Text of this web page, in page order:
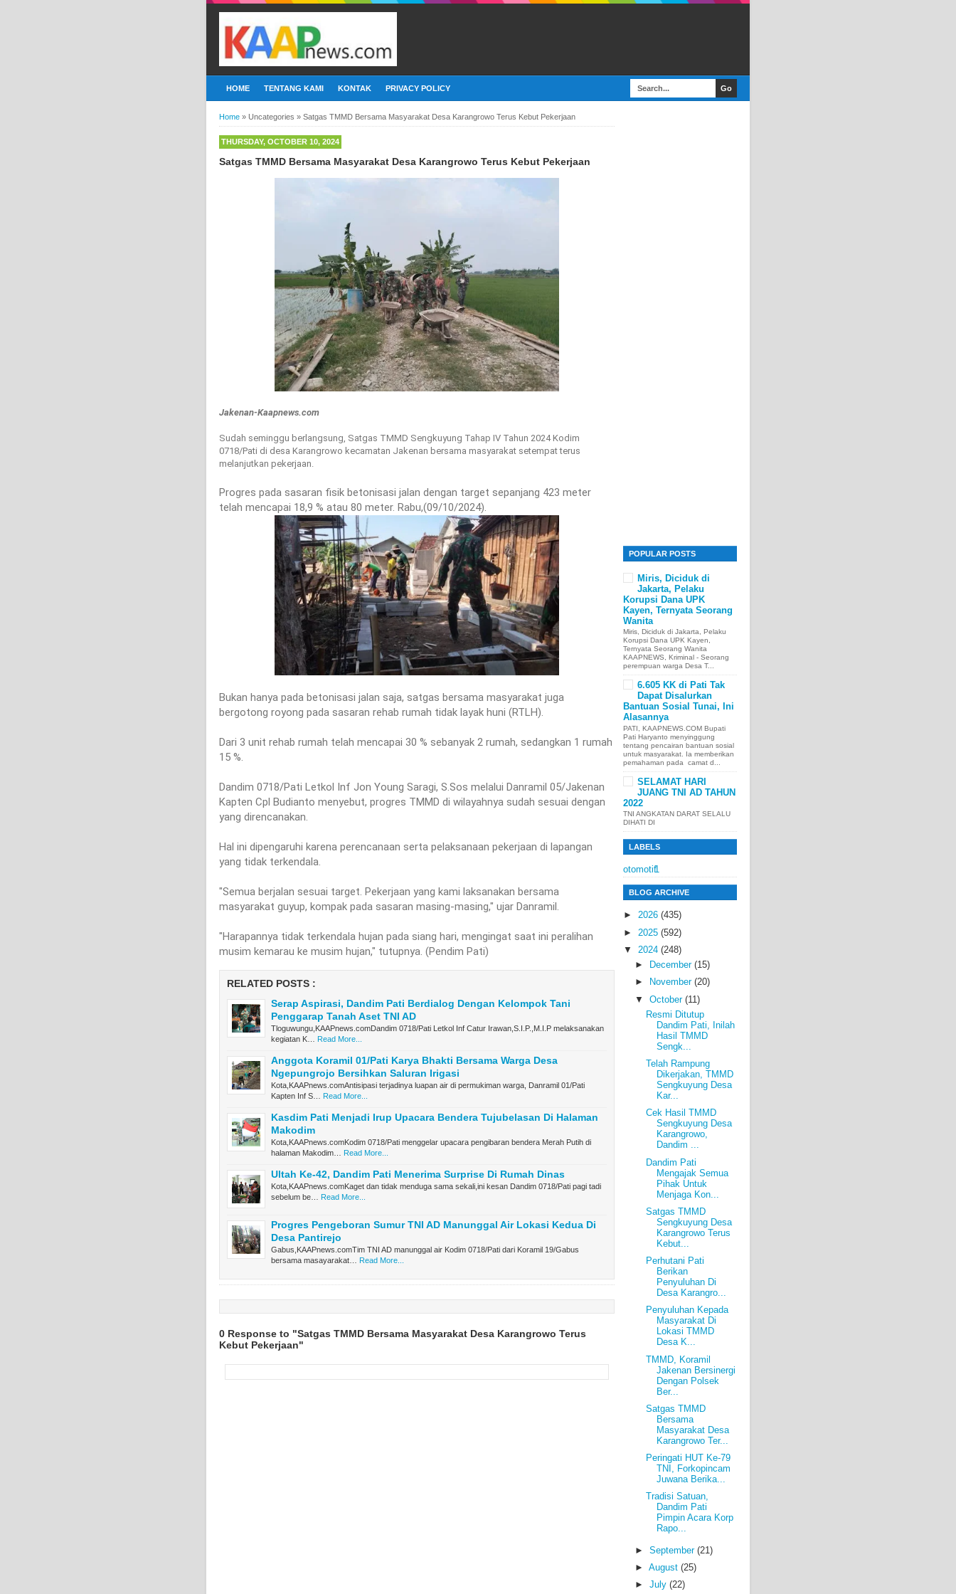
HOME TENTANG KAMI KONTAK PRIVACY POLICY
Home » Uncategories » Satgas TMMD Bersama Masyarakat Desa Karangrowo Terus Kebut Pekerjaan
THURSDAY, OCTOBER 10, 2024
Satgas TMMD Bersama Masyarakat Desa Karangrowo Terus Kebut Pekerjaan
Jakenan-Kaapnews.com
Sudah seminggu berlangsung, Satgas TMMD Sengkuyung Tahap IV Tahun 2024 Kodim
0718/Pati di desa Karangrowo kecamatan Jakenan bersama masyarakat setempat terus
melanjutkan pekerjaan.
Progres pada sasaran fisik betonisasi jalan dengan target sepanjang 423 meter
telah mencapai 18,9 % atau 80 meter. Rabu,(09/10/2024).
Bukan hanya pada betonisasi jalan saja, satgas bersama masyarakat juga
bergotong royong pada sasaran rehab rumah tidak layak huni (RTLH).
Dari 3 unit rehab rumah telah mencapai 30 % sebanyak 2 rumah, sedangkan 1 rumah
15 %.
Dandim 0718/Pati Letkol Inf Jon Young Saragi, S.Sos melalui Danramil 05/Jakenan
Kapten Cpl Budianto menyebut, progres TMMD di wilayahnya sudah sesuai dengan
yang direncanakan.
Hal ini dipengaruhi karena perencanaan serta pelaksanaan pekerjaan di lapangan
yang tidak terkendala.
"Semua berjalan sesuai target. Pekerjaan yang kami laksanakan bersama
masyarakat guyup, kompak pada sasaran masing-masing," ujar Danramil.
"Harapannya tidak terkendala hujan pada siang hari, mengingat saat ini peralihan
musim kemarau ke musim hujan," tutupnya. (Pendim Pati)
RELATED POSTS :
Serap Aspirasi, Dandim Pati Berdialog Dengan Kelompok Tani
Penggarap Tanah Aset TNI AD
Tloguwungu,KAAPnews.comDandim 0718/Pati Letkol Inf Catur Irawan,S.I.P.,M.I.P melaksanakan
kegiatan K…
Read More...
Anggota Koramil 01/Pati Karya Bhakti Bersama Warga Desa
Ngepungrojo Bersihkan Saluran Irigasi
Kota,KAAPnews.comAntisipasi terjadinya luapan air di permukiman warga, Danramil 01/Pati
Kapten Inf S…
Read More...
Kasdim Pati Menjadi Irup Upacara Bendera Tujubelasan Di Halaman
Makodim
Kota,KAAPnews.comKodim 0718/Pati menggelar upacara pengibaran bendera Merah Putih di
halaman Makodim…
Read More...
Ultah Ke-42, Dandim Pati Menerima Surprise Di Rumah Dinas
Kota,KAAPnews.comKaget dan tidak menduga sama sekali,ini kesan Dandim 0718/Pati pagi tadi
sebelum be… Read More...
Progres Pengeboran Sumur TNI AD Manunggal Air Lokasi Kedua Di
Desa Pantirejo
Gabus,KAAPnews.comTim TNI AD manunggal air Kodim 0718/Pati dari Koramil 19/Gabus
bersama masayarakat…
Read More...
0 Response to "Satgas TMMD Bersama Masyarakat Desa Karangrowo Terus
Kebut Pekerjaan"
POPULAR POSTS
Miris, Diciduk di
Jakarta, Pelaku
Korupsi Dana UPK
Kayen, Ternyata Seorang
Wanita
Miris, Diciduk di Jakarta, Pelaku
Korupsi Dana UPK Kayen,
Ternyata Seorang Wanita
KAAPNEWS, Kriminal - Seorang
perempuan warga Desa T...
6.605 KK di Pati Tak
Dapat Disalurkan
Bantuan Sosial Tunai, Ini
Alasannya
PATI, KAAPNEWS.COM Bupati
Pati Haryanto menyinggung
tentang pencairan bantuan sosial
untuk masyarakat. Ia memberikan
pemahaman pada camat d...
SELAMAT HARI
JUANG TNI AD TAHUN
2022
TNI ANGKATAN DARAT SELALU
DIHATI DI
LABELS
otomotif1
BLOG ARCHIVE
► 2026 (435)
► 2025 (592)
▼ 2024 (248)
►
December (15)
►
November (20)
▼ October (11)
Resmi Ditutup
Dandim Pati, Inilah
Hasil TMMD
Sengk...
Telah Rampung
Dikerjakan, TMMD
Sengkuyung Desa
Kar...
Cek Hasil TMMD
Sengkuyung Desa
Karangrowo,
Dandim ...
Dandim Pati
Mengajak Semua
Pihak Untuk
Menjaga Kon...
Satgas TMMD
Sengkuyung Desa
Karangrowo Terus
Kebut...
Perhutani Pati
Berikan
Penyuluhan Di
Desa Karangro...
Penyuluhan Kepada
Masyarakat Di
Lokasi TMMD
Desa K...
TMMD, Koramil
Jakenan Bersinergi
Dengan Polsek
Ber...
Satgas TMMD
Bersama
Masyarakat Desa
Karangrowo Ter...
Peringati HUT Ke-79
TNI, Forkopincam
Juwana Berika...
Tradisi Satuan,
Dandim Pati
Pimpin Acara Korp
Rapo...
► September (21)
► August (25)
► July (22)